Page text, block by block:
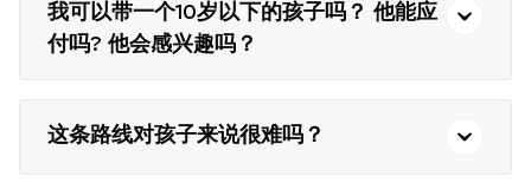
我可以带一个10岁以下的孩子吗？ 他能应
付吗? 他会感兴趣吗？
这条路线对孩子来说很难吗？